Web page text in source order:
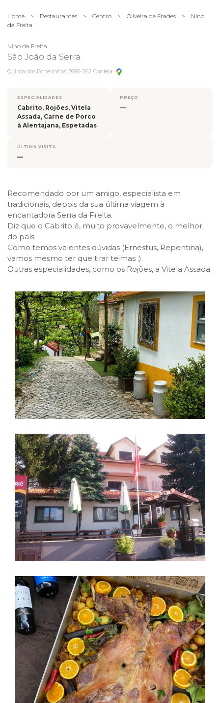
Home > Restaurantes > Centro > Oliveira de Frades > Nino
da Freita
Nino da Freita
São João da Serra
Quinta dos Portelinhos, 3680-262 Conlela
ESPECIALIDADES
Cabrito, Rojões, Vitela
Assada, Carne de Porco
à Alentajana, Espetadas
PREÇO
—
ÚLTIMA VISITA
—
Recomendado por um amigo, especialista em
tradicionais, depois da sua última viagem à
encantadora Serra da Freita.
Diz que o Cabrito é, muito provavelmente, o melhor
do país.
Como temos valentes dúvidas (Ernestus, Repentina),
vamos mesmo ter que tirar teimas :).
Outras especialidades, como os Rojões, a Vitela Assada.